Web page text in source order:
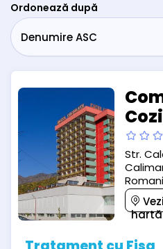
Ordonează după
Str.
hartă